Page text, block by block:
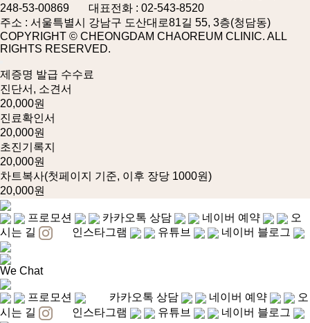
248-53-00869 대표전화 : 02-543-8520
주소 : 서울특별시 강남구 도산대로81길 55, 3층(청담동)
COPYRIGHT © CHEONGDAM CHAOREUM CLINIC. ALL
RIGHTS RESERVED.
제증명 발급 수수료
진단서, 소견서
20,000원
진료확인서
20,000원
초진기록지
20,000원
차트복사(첫페이지 기준, 이후 장당 1000원)
20,000원
프로모션 카카오톡 상담 네이버 예약
오
시는 길
인스타그램 유튜브 네이버 블로그
We Chat
프로모션 카카오톡 상담 네이버 예약
오
시는 길
인스타그램 유튜브 네이버 블로그